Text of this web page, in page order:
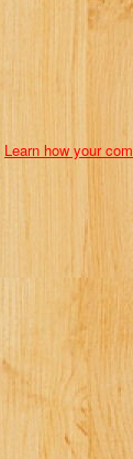
Learn how your